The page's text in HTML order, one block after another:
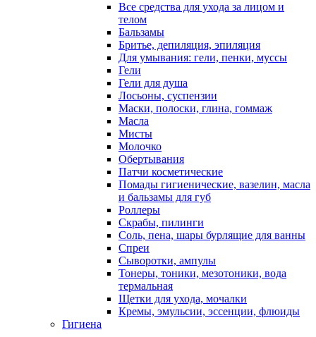
Все средства для ухода за лицом и
телом
Бальзамы
Бритье, депиляция, эпиляция
Для умывания: гели, пенки, муссы
Гели
Гели для душа
Лосьоны, суспензии
Маски, полоски, глина, гоммаж
Масла
Мисты
Молочко
Обертывания
Патчи косметические
Помады гигиенические, вазелин, масла
и бальзамы для губ
Роллеры
Скрабы, пилинги
Соль, пена, шары бурлящие для ванны
Спреи
Сыворотки, ампулы
Тонеры, тоники, мезотоники, вода
термальная
Щетки для ухода, мочалки
Кремы, эмульсии, эссенции, флюиды
Гигиена